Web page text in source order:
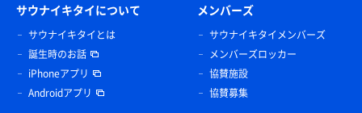
サウナイキタイについて
サウナイキタイとは
誕生時のお話
iPhoneアプリ
Androidアプリ
メンバーズ
サウナイキタイメンバーズ
メンバーズロッカー
協賛施設
協賛募集